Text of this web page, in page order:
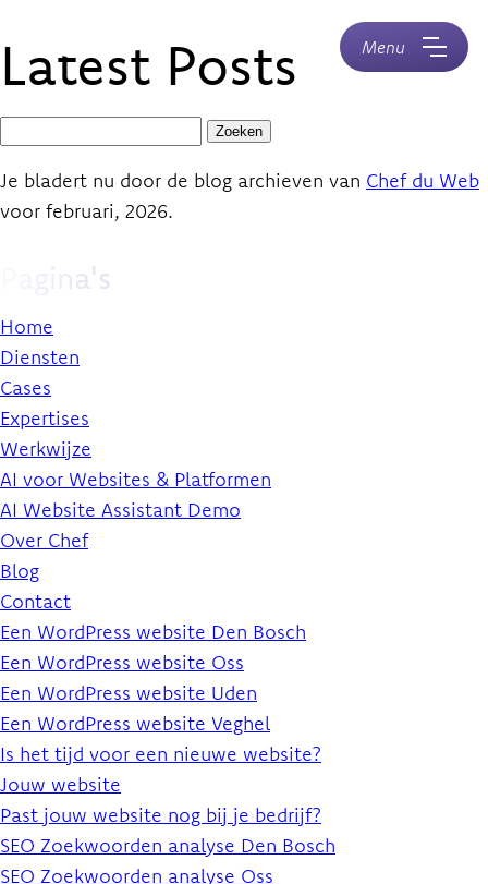
hoofdinhoud
Menu
Latest Posts
Je bladert nu door de blog archieven van Chef du Web
voor februari, 2026.
Pagina's
Home
Diensten
Cases
Expertises
Werkwijze
AI voor Websites & Platformen
AI Website Assistant Demo
Over Chef
Blog
Contact
Een WordPress website Den Bosch
Een WordPress website Oss
Een WordPress website Uden
Een WordPress website Veghel
Is het tijd voor een nieuwe website?
Jouw website
Past jouw website nog bij je bedrijf?
SEO Zoekwoorden analyse Den Bosch
SEO Zoekwoorden analyse Oss